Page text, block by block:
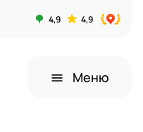
4,9 4,9
menu Меню